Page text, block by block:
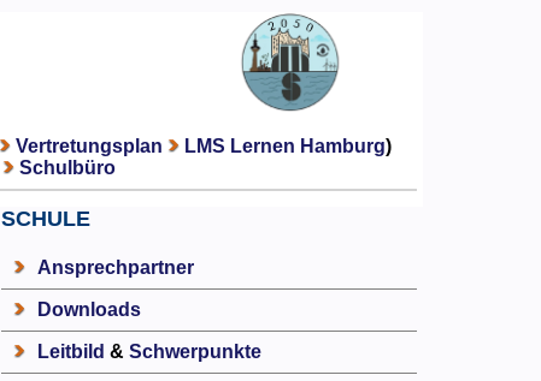
Vertretungsplan LMS Lernen Hamburg)
Schulbüro
SCHULE
Ansprechpartner
Downloads
Leitbild & Schwerpunkte